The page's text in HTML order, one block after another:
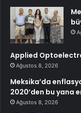
Applied
Ağustos 8, 2026
Meksika’da
2020’den bu yana
Ağustos 8, 2026